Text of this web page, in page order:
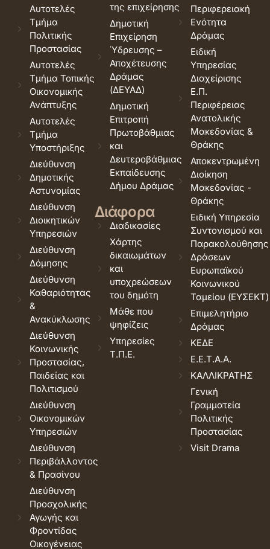
Αυτοτελές
Τμήμα
Πολιτικής
Προστασίας
Αυτοτελές
Τμήμα Τοπικής
Οικονομικής
Ανάπτυξης
Αυτοτελές
Τμήμα
Υποστήριξης
Διεύθυνση
Δημοτικής
Αστυνομίας
Διεύθυνση
Διοικητικών
Υπηρεσιών
Διεύθυνση
Δόμησης
Διεύθυνση
Καθαριότητας
&
Ανακύκλωσης
Διεύθυνση
Κοινωνικής
Προστασίας,
Παιδείας και
Πολιτισμού
Διεύθυνση
Οικονομικών
Υπηρεσιών
Διεύθυνση
Περιβάλλοντος
& Πρασίνου
Διεύθυνση
Προσχολικής
Αγωγής και
Φροντίδας
Οικογένειας
της επιχείρησης
Δημοτική
Επιχείρηση
Ύδρευσης –
Αποχέτευσης
Δράμας
(ΔΕΥΑΔ)
Δημοτική
Επιτροπή
Πρωτοβάθμιας
και
Δευτεροβάθμιας
Εκπαίδευσης
Δήμου Δράμας
Διάφορα
Διαδικασίες
Χάρτης
δικαιωμάτων
και
υποχρεώσεων
του δημότη
Μάθε που
ψηφίζεις
Υπηρεσίες
Τ.Π.Ε.
Περιφερειακή
Ενότητα
Δράμας
Ειδική
Υπηρεσίας
Διαχείρισης
Ε.Π.
Περιφέρειας
Ανατολικής
Μακεδονίας &
Θράκης
Αποκεντρωμένη
Διοίκηση
Μακεδονίας -
Θράκης
Ειδική Υπηρεσία
Συντονισμού και
Παρακολούθησης
Δράσεων
Ευρωπαϊκού
Κοινωνικού
Ταμείου (ΕΥΣΕΚΤ)
Επιμελητήριο
Δράμας
ΚΕΔΕ
Ε.Ε.Τ.Α.Α.
ΚΑΛΛΙΚΡΑΤΗΣ
Γενική
Γραμματεία
Πολιτικής
Προστασίας
Visit Drama